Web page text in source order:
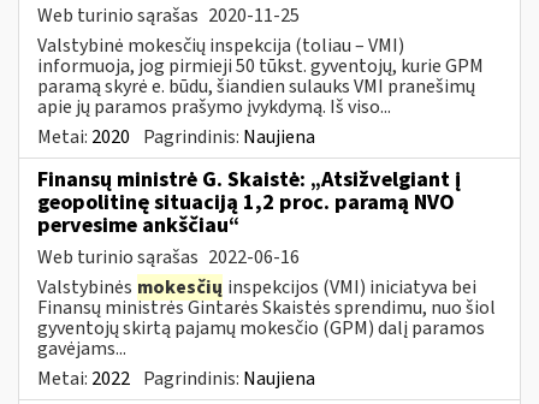
Web turinio sąrašas 2020-11-25
Valstybinė mokesčių inspekcija (toliau – VMI)
informuoja, jog pirmieji 50 tūkst. gyventojų, kurie GPM
paramą skyrė e. būdu, šiandien sulauks VMI pranešimų
apie jų paramos prašymo įvykdymą. Iš viso...
Metai: 2020 Pagrindinis: Naujiena
Finansų ministrė G. Skaistė: „Atsižvelgiant į
geopolitinę situaciją 1,2 proc. paramą NVO
pervesime ankščiau“
Web turinio sąrašas 2022-06-16
Valstybinės mokesčių inspekcijos (VMI) iniciatyva bei
Finansų ministrės Gintarės Skaistės sprendimu, nuo šiol
gyventojų skirtą pajamų mokesčio (GPM) dalį paramos
gavėjams...
Metai: 2022 Pagrindinis: Naujiena